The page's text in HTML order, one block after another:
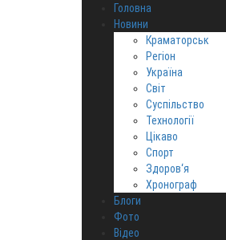
Головна
Новини
Краматорськ
Регіон
Україна
Світ
Суспільство
Технології
Цікаво
Спорт
Здоров‘я
Хронограф
Блоги
Фото
Відео